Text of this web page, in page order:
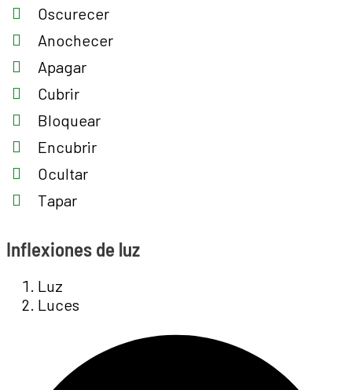
Oscurecer
Anochecer
Apagar
Cubrir
Bloquear
Encubrir
Ocultar
Tapar
Inflexiones de luz
Luz
Luces